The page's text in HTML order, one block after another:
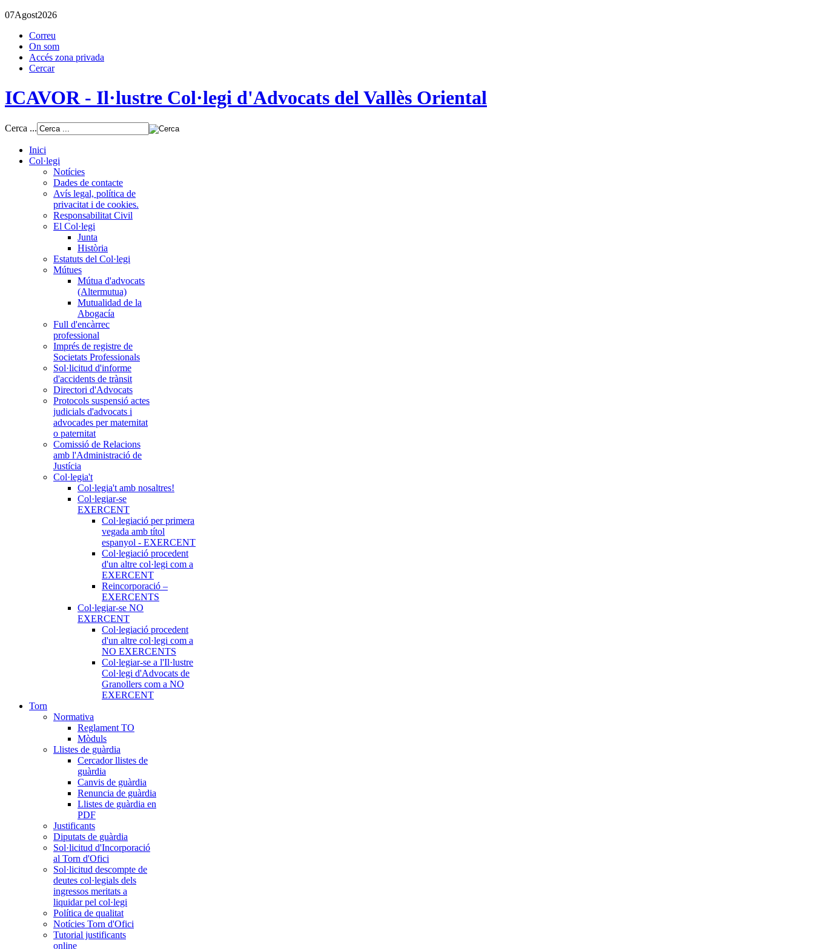
07Agost2026
Correu
On som
Accés zona privada
Cercar
ICAVOR - Il·lustre Col·legi d'Advocats del Vallès Oriental
Cerca ...
Inici
Col·legi
Notícies
Dades de contacte
Avís legal, política de
privacitat i de cookies.
Responsabilitat Civil
El Col·legi
Junta
Història
Estatuts del Col·legi
Mútues
Mútua d'advocats
(Altermutua)
Mutualidad de la
Abogacía
Full d'encàrrec
professional
Imprés de registre de
Societats Professionals
Sol·licitud d'informe
d'accidents de trànsit
Directori d'Advocats
Protocols suspensió actes
judicials d'advocats i
advocades per maternitat
o paternitat
Comissió de Relacions
amb l'Administració de
Justícia
Col·legia't
Col·legia't amb nosaltres!
Col·legiar-se
EXERCENT
Col·legiació per primera
vegada amb títol
espanyol - EXERCENT
Col·legiació procedent
d'un altre col·legi com a
EXERCENT
Reincorporació –
EXERCENTS
Col·legiar-se NO
EXERCENT
Col·legiació procedent
d'un altre col·legi com a
NO EXERCENTS
Col·legiar-se a l'Il·lustre
Col·legi d'Advocats de
Granollers com a NO
EXERCENT
Torn
Normativa
Reglament TO
Mòduls
Llistes de guàrdia
Cercador llistes de
guàrdia
Canvis de guàrdia
Renuncia de guàrdia
Llistes de guàrdia en
PDF
Justificants
Diputats de guàrdia
Sol·licitud d'Incorporació
al Torn d'Ofici
Sol·licitud descompte de
deutes col·legials dels
ingressos meritats a
liquidar pel col·legi
Política de qualitat
Notícies Torn d'Ofici
Tutorial justificants
online